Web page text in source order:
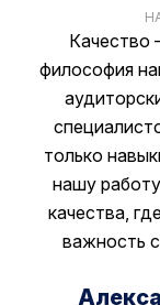
Качество
философия
только
нашу
качества,
важность